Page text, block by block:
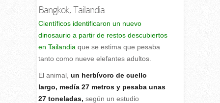
Bangkok, Tailandia
Científicos identificaron un nuevo
dinosaurio a partir de restos descubiertos
en Tailandia que se estima que pesaba
tanto como nueve elefantes adultos.
El animal, un herbívoro de cuello
largo, medía 27 metros y pesaba unas
27 toneladas, según un estudio